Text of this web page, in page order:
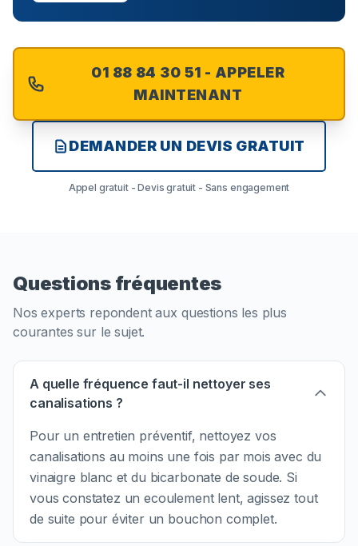
01 88 84 30 51 - APPELER
MAINTENANT
DEMANDER UN DEVIS GRATUIT
Appel gratuit - Devis gratuit - Sans engagement
Questions fréquentes
Nos experts repondent aux questions les plus
courantes sur le sujet.
A quelle fréquence faut-il nettoyer ses
canalisations ?
Pour un entretien préventif, nettoyez vos
canalisations au moins une fois par mois avec du
vinaigre blanc et du bicarbonate de soude. Si
vous constatez un ecoulement lent, agissez tout
de suite pour éviter un bouchon complet.